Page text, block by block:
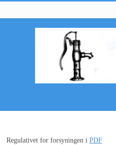
Regulativet for forsyningen i PDF